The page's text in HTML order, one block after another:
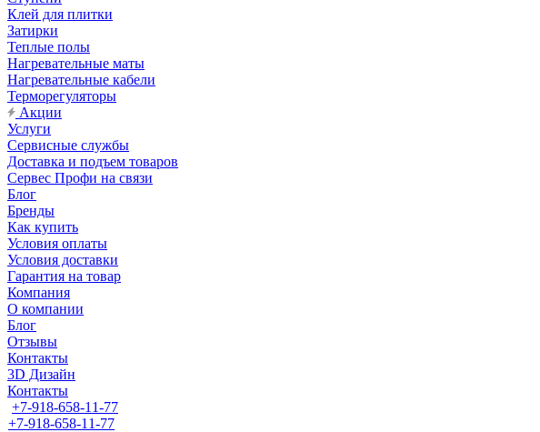
Клей для плитки
Затирки
Теплые полы
Нагревательные маты
Нагревательные кабели
Терморегуляторы
Акции
Услуги
Сервисные службы
Доставка и подъем товаров
Сервес Профи на связи
Блог
Бренды
Как купить
Условия оплаты
Условия доставки
Гарантия на товар
Компания
О компании
Блог
Отзывы
Контакты
3D Дизайн
Контакты
+7-918-658-11-77
+7-918-658-11-77